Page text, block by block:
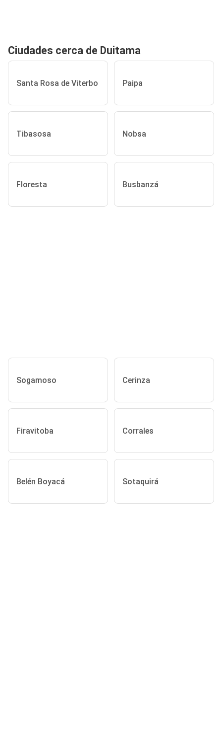
Ciudades cerca de Duitama
Santa Rosa de Viterbo Paipa
Tibasosa Nobsa
Floresta Busbanzá
Sogamoso Cerinza
Firavitoba Corrales
Belén Boyacá Sotaquirá